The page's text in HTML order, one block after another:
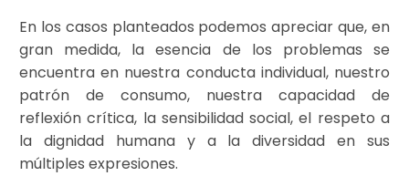
En los casos planteados podemos apreciar que, en
gran medida, la esencia de los problemas se
encuentra en nuestra conducta individual, nuestro
patrón de consumo, nuestra capacidad de
reflexión crítica, la sensibilidad social, el respeto a
la dignidad humana y a la diversidad en sus
múltiples expresiones.